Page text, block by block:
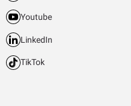
Youtube
LinkedIn
TikTok